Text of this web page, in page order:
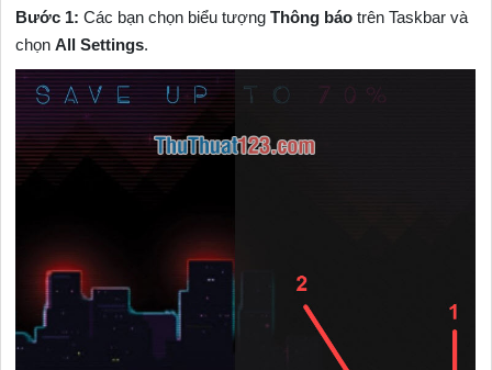
Bước 1: Các bạn chọn biểu tượngThông báo trên Taskbar và
chọnAll Settings.